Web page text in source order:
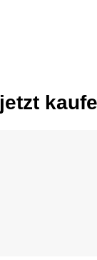
jetzt